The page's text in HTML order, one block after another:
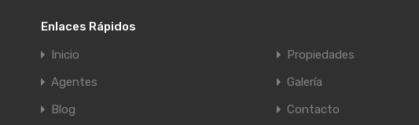
Enlaces Rápidos
Inicio
Propiedades
Agentes
Galería
Blog
Contacto